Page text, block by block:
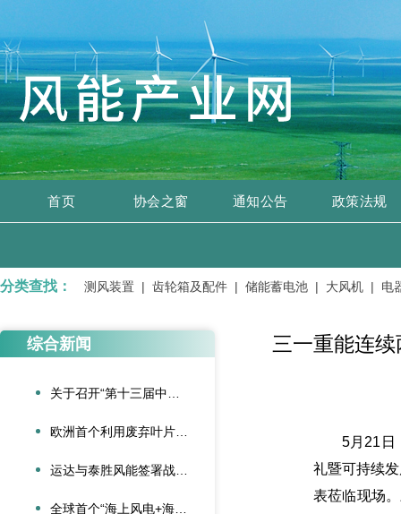
首页 协会之窗 通知公告 政策法规
分类查找：
开关设备 | 测风装置 | 齿轮箱及配件 | 储能蓄电池 | 大风机 | 电
综合新闻 三一重能连
5月21日，
礼暨可持续
表莅临现场